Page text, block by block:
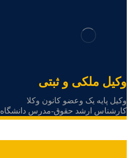
وکیل ملکی و ثبتی
وکیل پایه یک وعضو کانون وکلا
کارشناس ارشد حقوق-مدرس دانشگاه